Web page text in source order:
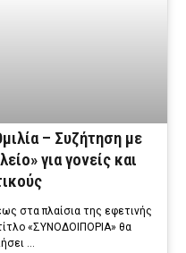
– Συζήτηση με
για γονείς και
στα πλαίσια της εφετινής
«ΣΥΝΟΔΟΙΠΟΡΙΑ» θα
…